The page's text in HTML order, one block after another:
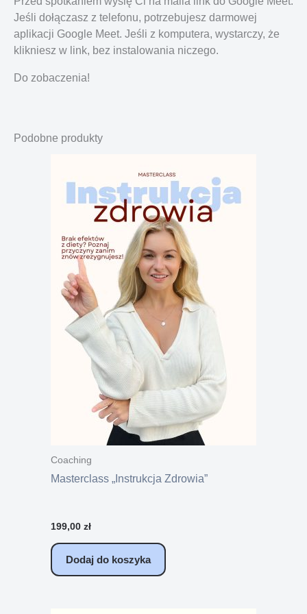
Jeśli dołączasz z telefonu, potrzebujesz darmowej
aplikacji Google Meet. Jeśli z komputera, wystarczy, że
klikniesz w link, bez instalowania niczego.
Do zobaczenia!
Podobne produkty
Coaching
Masterclass „Instrukcja Zdrowia”
199,00 zł
Dodaj do koszyka